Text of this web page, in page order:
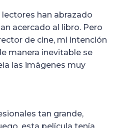
han abrazado
acercado al libro. Pero
de cine, mi intención
manera inevitable se
las imágenes muy
tan grande,